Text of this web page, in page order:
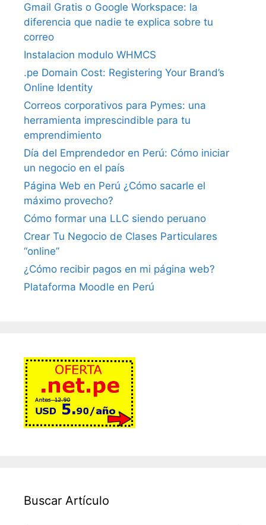
Gmail Gratis o Google Workspace: la
diferencia que nadie te explica sobre tu
correo
Instalacion modulo WHMCS
.pe Domain Cost: Registering Your Brand’s
Online Identity
Correos corporativos para Pymes: una
herramienta imprescindible para tu
emprendimiento
Día del Emprendedor en Perú: Cómo iniciar
un negocio en el país
Página Web en Perú ¿Cómo sacarle el
máximo provecho?
Cómo formar una LLC siendo peruano
Crear Tu Negocio de Clases Particulares
“online”
¿Cómo recibir pagos en mi página web?
Plataforma Moodle en Perú
Buscar Artículo